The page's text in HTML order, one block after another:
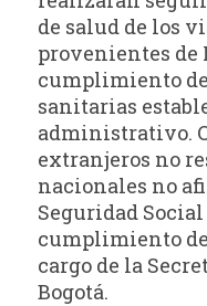
de salud de los
provenientes de
cumplimiento
sanitarias
administrativo.
extranjeros no
nacionales no
Seguridad
cumplimiento de
cargo de la
Bogotá.